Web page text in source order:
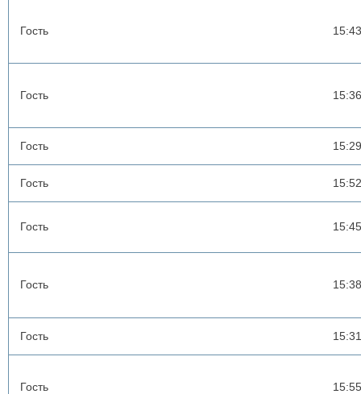
Гость 15:43
Гость 15:36
Гость 15:29
Гость 15:52
Гость 15:45
Гость 15:38
Гость 15:31
Гость 15:55